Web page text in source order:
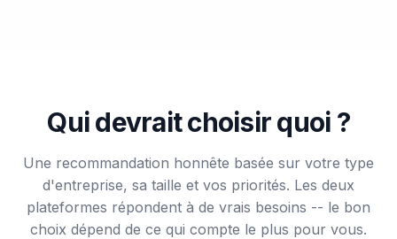
Qui devrait choisir quoi ?
Une recommandation honnête basée sur votre type
d'entreprise, sa taille et vos priorités. Les deux
plateformes répondent à de vrais besoins -- le bon
choix dépend de ce qui compte le plus pour vous.